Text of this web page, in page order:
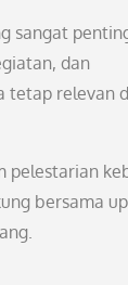
sangat
dan
tetap relevan
pelestarian
bersama